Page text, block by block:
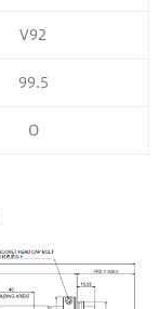
V92
99.5
O